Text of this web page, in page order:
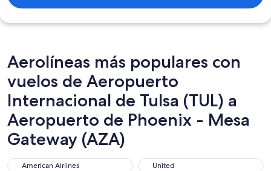
Aerolíneas más populares con
vuelos de Aeropuerto
Internacional de Tulsa (TUL) a
Aeropuerto de Phoenix - Mesa
Gateway (AZA)
American Airlines
American Airlines United
United